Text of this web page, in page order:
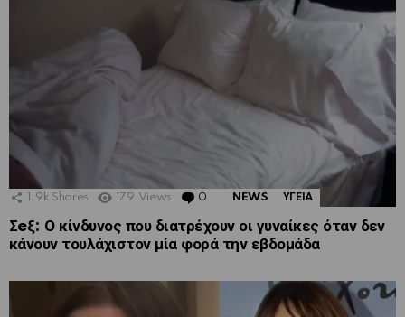
1.9k Shares 179 Views 0 Comments
NEWS ΥΓΕΙΑ
Σeξ: Ο κίνδυνος που διατρέχουν οι γυναίκες όταν δεν
κάνουν τουλάχιστον μία φορά την εβδομάδα